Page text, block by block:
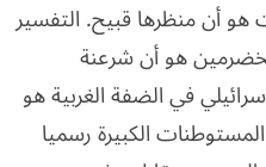
أن منظرها قبيح. التفسير
هو أن شرعنة
في الضفة الغربية هو
الكبيرة رسميا